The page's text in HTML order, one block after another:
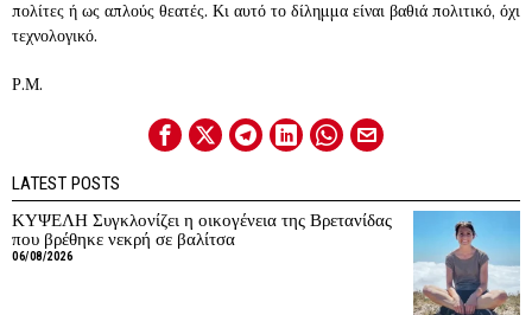
πολίτες ή ως απλούς θεατές. Κι αυτό το δίλημμα είναι βαθιά πολιτικό, όχι
τεχνολογικό.
Ρ.Μ.
LATEST POSTS
ΚΥΨΕΛΗ Συγκλονίζει η οικογένεια της Βρετανίδας
που βρέθηκε νεκρή σε βαλίτσα
06/08/2026